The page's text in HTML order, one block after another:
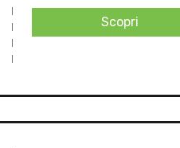
Scopri